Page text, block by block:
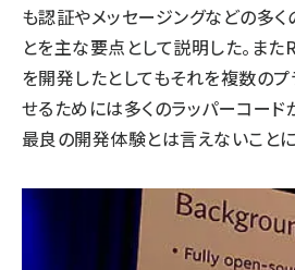
も認証やメッセージングなどの多
とを主な要点として説明した。ま
を開発したとしてもそれを複数のプ
せるためには多くのラッパーコード
最良の開発体験とは言えないこと